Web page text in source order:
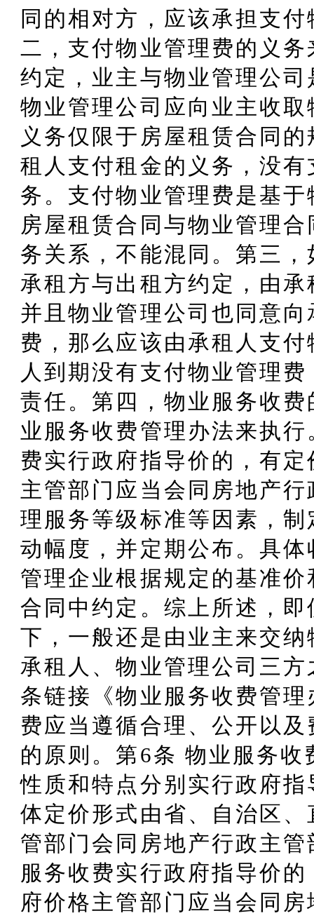
同的相对方，应该承担支
二，支付物业管理费的义
约定，业主与物业管理公
物业管理公司应向业主收
义务仅限于房屋租赁合同
租人支付租金的义务，没
务。支付物业管理费是基
房屋租赁合同与物业管理
务关系，不能混同。第三
承租方与出租方约定，由
并且物业管理公司也同意
费，那么应该由承租人支
人到期没有支付物业管理
责任。第四，物业服务收
业服务收费管理办法来执
费实行政府指导价的，有
主管部门应当会同房地产
理服务等级标准等因素，
动幅度，并定期公布。具
管理企业根据规定的基准
合同中约定。综上所述，
下，一般还是由业主来交
承租人、物业管理公司三
条链接《物业服务收费管
费应当遵循合理、公开以
的原则。第6条 物业服务
性质和特点分别实行政府
体定价形式由省、自治区
管部门会同房地产行政主
服务收费实行政府指导价
府价格主管部门应当会同